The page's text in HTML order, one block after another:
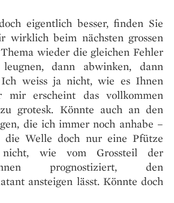
eigentlich besser, finden Sie
wirklich beim nächsten grossen
wieder die gleichen Fehler
dann abwinken, dann
Ich weiss ja nicht, wie es Ihnen
mir erscheint das vollkommen
grotesk. Könnte auch an den
die ich immer noch anhabe –
die Welle doch nur eine Pfütze
wie vom Grossteil der
prognostiziert, den
ansteigen lässt. Könnte doch